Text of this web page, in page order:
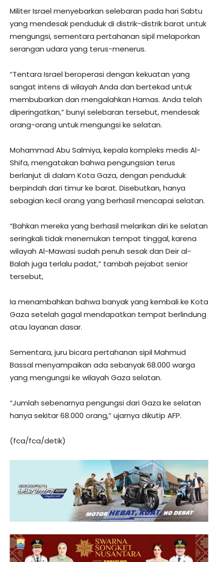
Militer Israel menyebarkan selebaran pada hari Sabtu
yang mendesak penduduk di distrik-distrik barat untuk
mengungsi, sementara pertahanan sipil melaporkan
serangan udara yang terus-menerus.
“Tentara Israel beroperasi dengan kekuatan yang
sangat intens di wilayah Anda dan bertekad untuk
membubarkan dan mengalahkan Hamas. Anda telah
diperingatkan,” bunyi selebaran tersebut, mendesak
orang-orang untuk mengungsi ke selatan.
Mohammad Abu Salmiya, kepala kompleks medis Al-
Shifa, mengatakan bahwa pengungsian terus
berlanjut di dalam Kota Gaza, dengan penduduk
berpindah dari timur ke barat. Disebutkan, hanya
sebagian kecil orang yang berhasil mencapai selatan.
“Bahkan mereka yang berhasil melarikan diri ke selatan
seringkali tidak menemukan tempat tinggal, karena
wilayah Al-Mawasi sudah penuh sesak dan Deir al-
Balah juga terlalu padat,” tambah pejabat senior
tersebut,
Ia menambahkan bahwa banyak yang kembali ke Kota
Gaza setelah gagal mendapatkan tempat berlindung
atau layanan dasar.
Sementara, juru bicara pertahanan sipil Mahmud
Bassal menyampaikan ada sebanyak 68.000 warga
yang mengungsi ke wilayah Gaza selatan.
“Jumlah sebenarnya pengungsi dari Gaza ke selatan
hanya sekitar 68.000 orang,” ujarnya dikutip AFP.
(fca/fca/detik)